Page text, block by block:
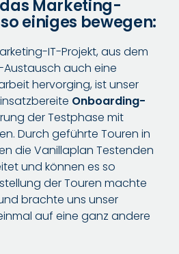
Marketing-
einiges bewegen:
IT-Projekt, aus dem
Austausch auch eine
hervorging, ist unser
Onboarding-
der Testphase mit
Durch geführte Touren in
die Vanillaplan Testenden
und können es so
der Touren machte
brachte uns unser
auf eine ganz andere